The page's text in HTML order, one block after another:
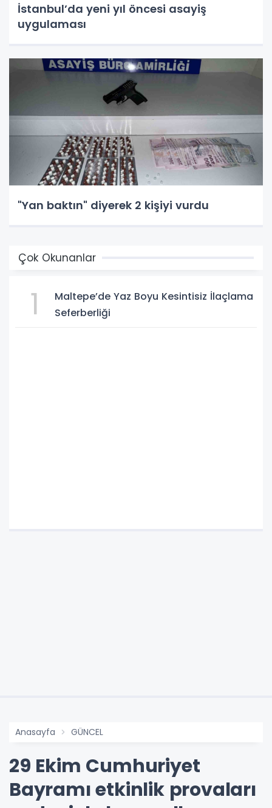
İstanbul’da yeni yıl öncesi asayiş
uygulaması
"Yan baktın" diyerek 2 kişiyi vurdu
Çok Okunanlar
1
Maltepe’de Yaz Boyu Kesintisiz İlaçlama
Seferberliği
Anasayfa GÜNCEL
29 Ekim Cumhuriyet
Bayramı etkinlik provaları